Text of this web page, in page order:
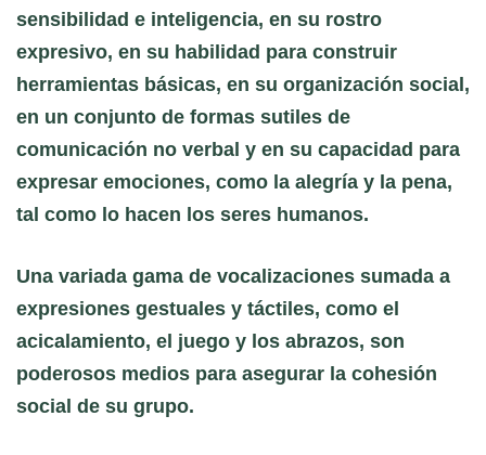
sensibilidad e inteligencia, en su rostro
expresivo, en su habilidad para construir
herramientas básicas, en su organización social,
en un conjunto de formas sutiles de
comunicación no verbal y en su capacidad para
expresar emociones, como la alegría y la pena,
tal como lo hacen los seres humanos.
Una variada gama de vocalizaciones sumada a
expresiones gestuales y táctiles, como el
acicalamiento, el juego y los abrazos, son
poderosos medios para asegurar la cohesión
social de su grupo.